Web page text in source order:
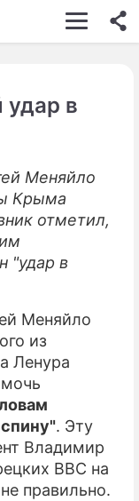
БИЗНЕС
ЖИЗНИ
РЕЛИЗЫ
удар в
Меняйло
Крыма
отметил,
"удар в
Меняйло
из
Ленура
. Эту
Владимир
ВВС на
правильно.